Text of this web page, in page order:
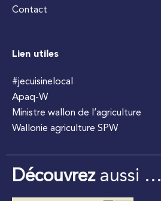
Contact
Lien utiles
#jecuisinelocal
Apaq-W
Ministre wallon de l’agriculture
Wallonie agriculture SPW
Découvrezaussi …